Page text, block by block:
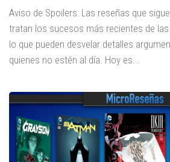
Aviso de Spoilers: Las reseñas que
tratan los sucesos más recientes de
lo que pueden desvelar detalles
quienes no estén al día. Hoy es...